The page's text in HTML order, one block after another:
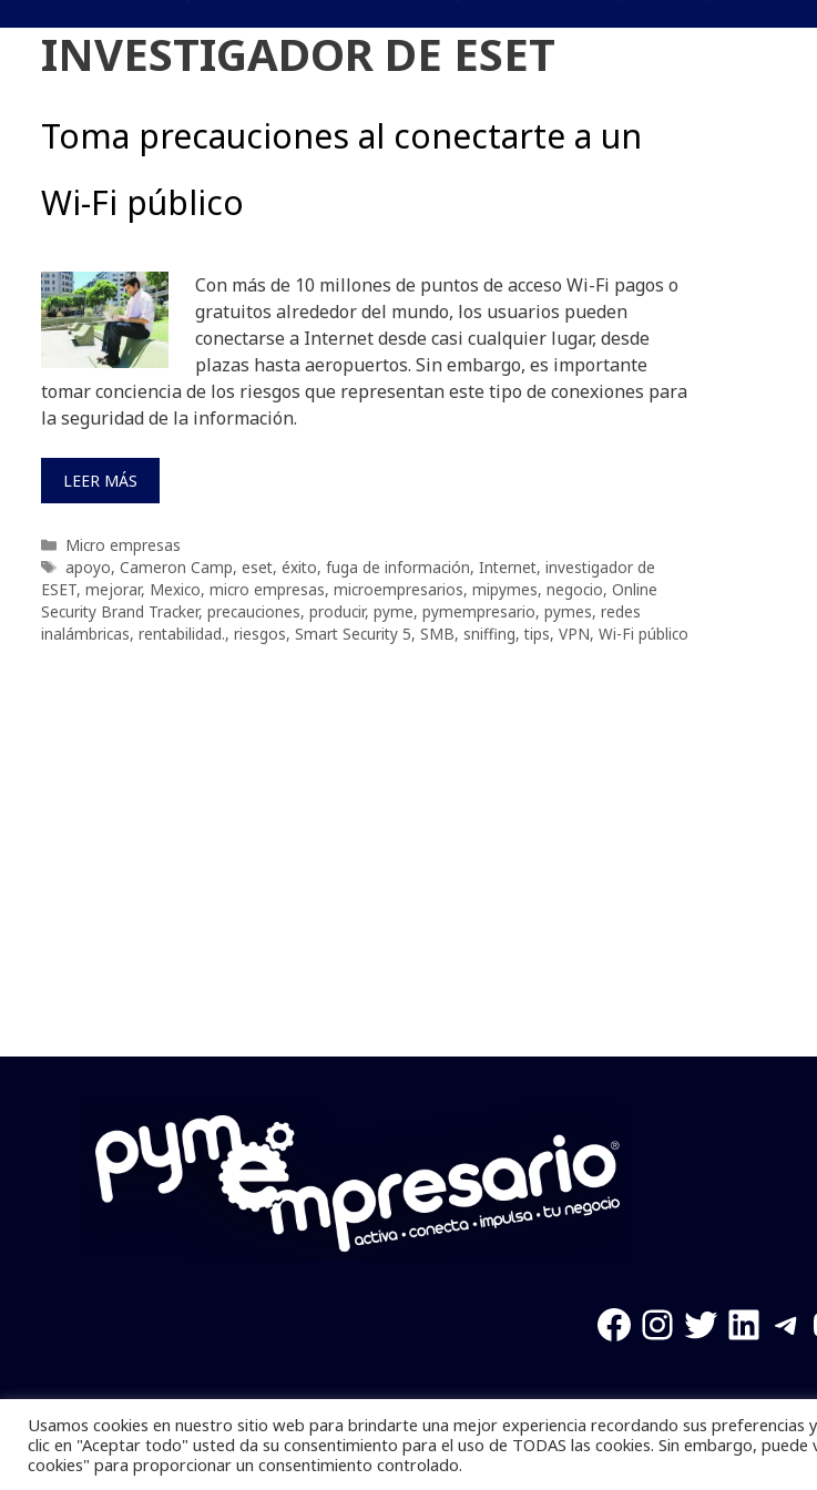
INVESTIGADOR DE ESET
Toma precauciones al conectarte a un
Wi-Fi público
Con más de 10 millones de puntos de acceso Wi-Fi pagos o
gratuitos alrededor del mundo, los usuarios pueden
conectarse a Internet desde casi cualquier lugar, desde
plazas hasta aeropuertos. Sin embargo, es importante
tomar conciencia de los riesgos que representan este tipo de conexiones para
la seguridad de la información.
LEER MÁS
Categorías
Micro empresas
Etiquetas
apoyo, Cameron Camp, eset, éxito, fuga de información, Internet, investigador de
ESET, mejorar, Mexico, micro empresas, microempresarios, mipymes, negocio, Online
Security Brand Tracker, precauciones, producir, pyme, pymempresario, pymes, redes
inalámbricas, rentabilidad., riesgos, Smart Security 5, SMB, sniffing,tips, VPN, Wi-Fi público
Facebook
Twitter
Pymempresario © 2025 Todos los derechos reservados. Se prohibe el uso
Desarrollado por
Usamos cookies en nuestro sitio web para brindarte una mejor experiencia recordando sus preferencias
clic en "Aceptar todo" usted da su consentimiento para el uso de TODAS las cookies. Sin embargo,
cookies" para proporcionar un consentimiento controlado.